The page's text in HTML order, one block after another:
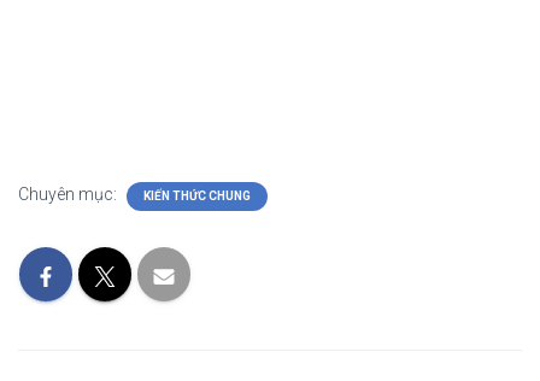
Chuyên mục: KIẾN THỨC CHUNG